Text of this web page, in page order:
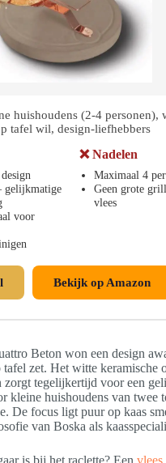
huishoudens (2-4 personen),
tafel wil, design-liefhebbers
voor
❌ Nadelen
Maximaal 4
Geen grote
vlees
Bekijk op Amazon
Beton won een design
tafel zet. Het witte keramische
zorgt tegelijkertijd voor een
kleine huishoudens van twee
De focus ligt puur op kaas
van Boska als